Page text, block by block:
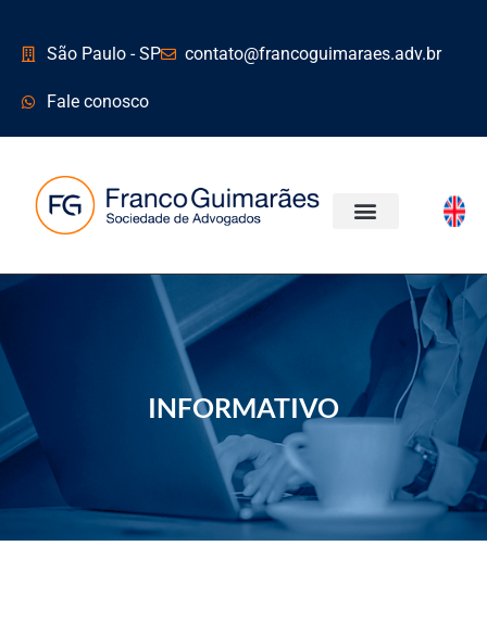
São Paulo - SP contato@francoguimaraes.adv.br
Fale conosco
INFORMATIVO